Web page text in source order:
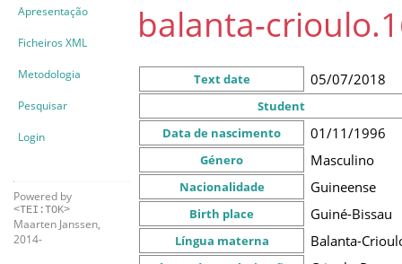
Apresentação
Ficheiros XML
Metodologia
Pesquisar
Login
Powered by
<TEI:TOK>
Maarten Janssen,
2014-
balanta-
Text date 05/07/2018
Student
Data de nascimento
01/11/1996
Género Masculino
Nacionalidade Guineense
Birth place Guiné-Bissau
Língua materna Balanta-